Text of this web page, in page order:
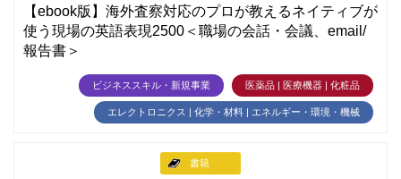
【ebook版】海外査察対応のプロが教えるネイティブが
使う現場の英語表現2500＜職場の会話・会議、email/
報告書＞
ビジネススキル・新規事業 医薬品 | 医療機器 | 化粧品
エレクトロニクス | 化学・材料 | エネルギー・環境・機械
書籍